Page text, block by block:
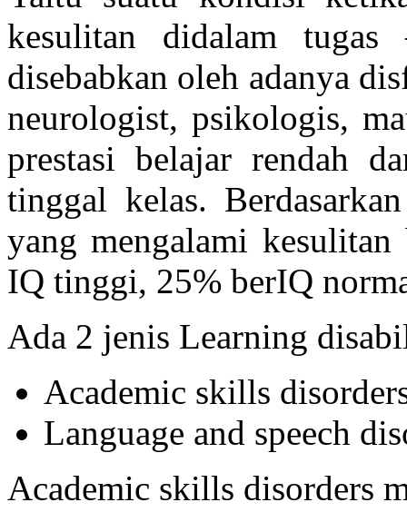
kesulitan didalam
disebabkan oleh adanya
neurologist, psikologis,
prestasi belajar rendah
tinggal kelas.
yang mengalami
IQ tinggi, 25% berIQ
Ada 2 jenis Learning
Academic skills
Language and speech
Academic skills disorders